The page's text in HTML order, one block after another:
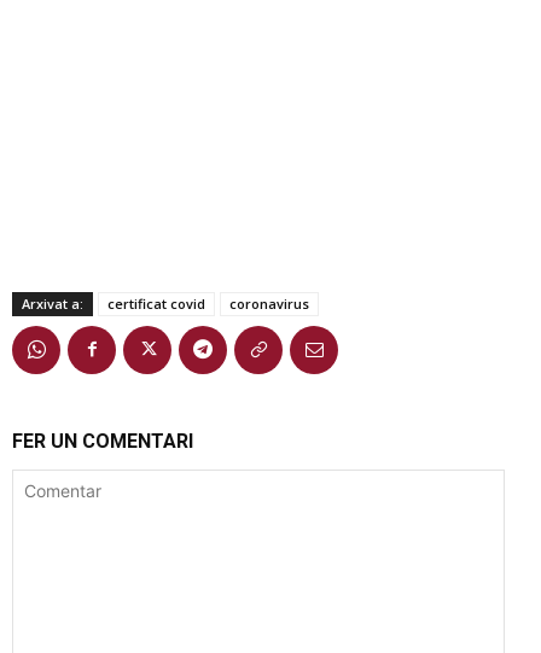
Arxivat a: certificat covid coronavirus
FER UN COMENTARI